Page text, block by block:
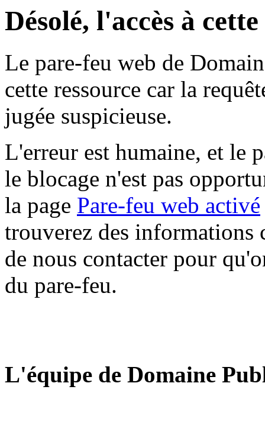
Désolé, l'accès à
Le pare-feu web de
cette ressource car la
jugée suspicieuse.
L'erreur est humaine, et le
le blocage n'est pas
la page Pare-feu web activé
trouverez des informations
de nous contacter pour
du pare-feu.
L'équipe de Domaine